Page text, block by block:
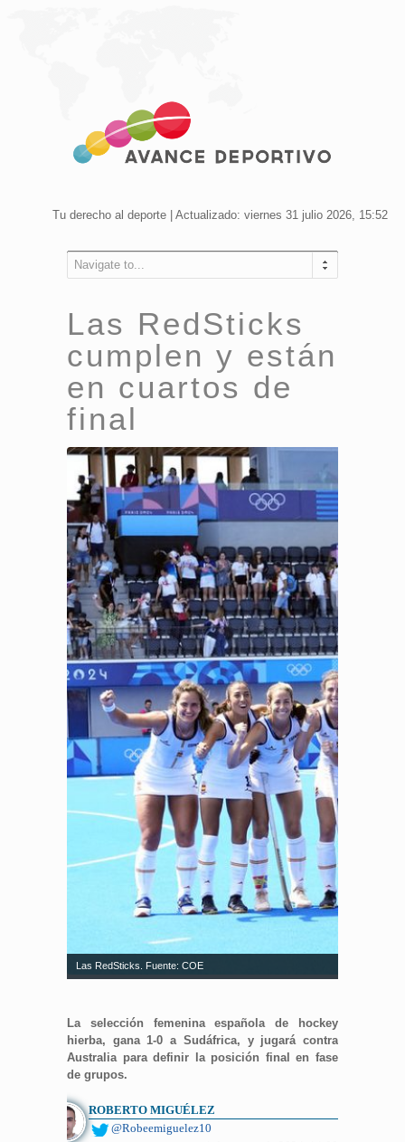
Tu derecho al deporte | Actualizado: viernes 31 julio 2026, 15:52
Navigate to...
Las RedSticks
cumplen y están
en cuartos de
final
Las RedSticks. Fuente: COE
La selección femenina española de hockey
hierba, gana 1-0 a Sudáfrica, y jugará contra
Australia para definir la posición final en fase
de grupos.
ROBERTO MIGUÉLEZ
@Robeemiguelez10